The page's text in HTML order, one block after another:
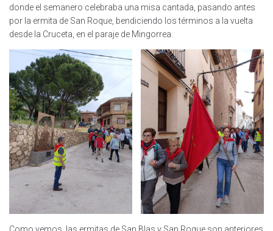
donde el semanero celebraba una misa cantada, pasando antes
por la ermita de San Roque, bendiciendo los términos a la vuelta
desde la Cruceta, en el paraje de Mingorrea.
Como vemos, las ermitas de San Blas y San Roque son anteriores